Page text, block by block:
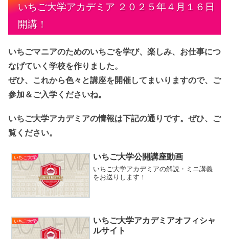
いちご大学アカデミア ２０２５年４月１６日
開講！
いちごマニアのためのいちごを学び、楽しみ、お仕事につ
なげていく学校を作りました。
ぜひ、これから色々と講座を開催してまいりますので、ご
参加＆ご入学くださいね。
いちご大学アカデミアの情報は下記の通りです。ぜひ、ご
覧ください。
いちご大学 いちご大学公開講座動画
いちご大学アカデミアの解説・ミニ講義
をお送りします！
いちご大学
いちご大学アカデミアオフィシャ
ルサイト